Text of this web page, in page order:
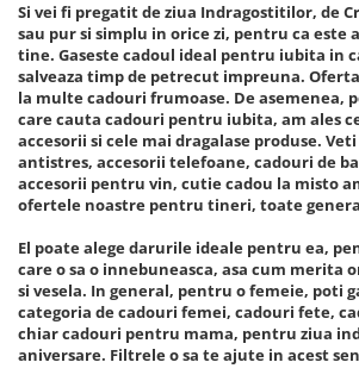
Si vei fi pregatit de ziua Indragostitilor, de
sau pur si simplu in orice zi, pentru ca este
tine. Gaseste cadoul ideal pentru iubita in
salveaza timp de petrecut impreuna.
la multe cadouri frumoase. De
care cauta cadouri pentru iubita, am ales
accesorii si cele mai dragalase produse.
antistres, accesorii telefoane, cadouri de
accesorii pentru vin, cutie cadou la misto
ofertele noastre pentru tineri, toate
El poate alege darurile ideale pentru ea,
care o sa o innebuneasca, asa cum merita
si vesela. In general, pentru o femeie, poti
categoria de cadouri femei, cadouri fete,
chiar cadouri pentru mama, pentru ziua
aniversare. Filtrele o sa te ajute in acest